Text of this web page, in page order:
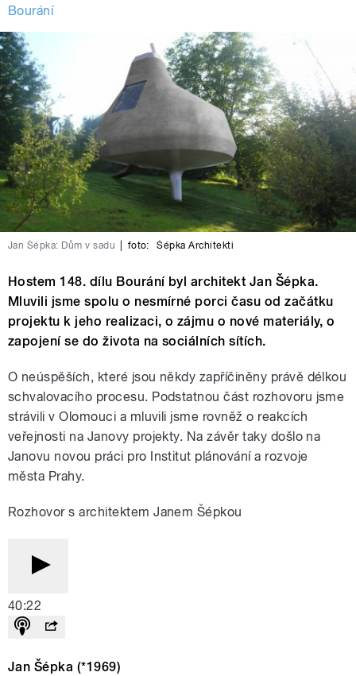
Bourání
Jan Šépka: Dům v sadu foto: Šépka Architekti
Hostem 148. dílu Bourání byl architekt Jan Šépka.
Mluvili jsme spolu o nesmírné porci času od začátku
projektu k jeho realizaci, o zájmu o nové materiály, o
zapojení se do života na sociálních sítích.
O neúspěších, které jsou někdy zapříčiněny právě délkou
schvalovacího procesu. Podstatnou část rozhovoru jsme
strávili v Olomouci a mluvili jsme rovněž o reakcích
veřejnosti na Janovy projekty. Na závěr taky došlo na
Janovu novou práci pro Institut plánování a rozvoje
města Prahy.
Rozhovor s architektem Janem Šépkou
40:22
Jan Šépka (*1969)